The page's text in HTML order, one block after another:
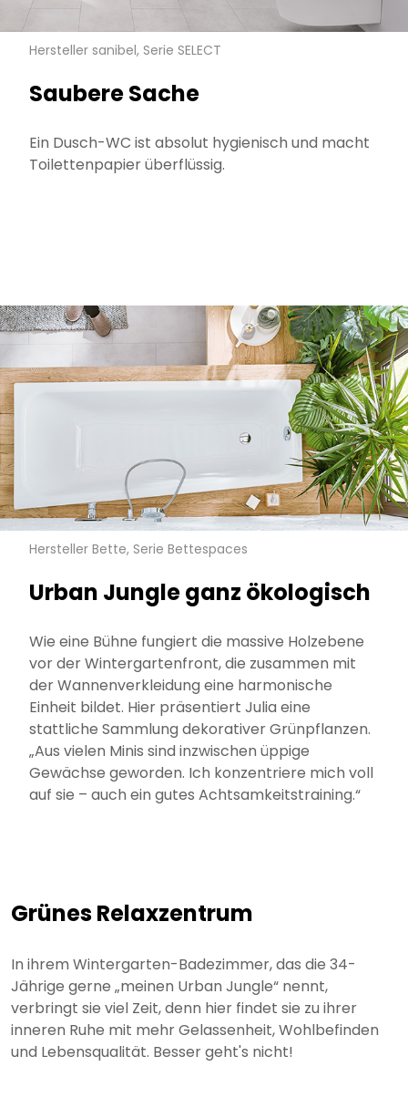
Hersteller sanibel, Serie SELECT
Saubere Sache
Ein Dusch-WC ist absolut hygienisch und macht
Toilettenpapier überflüssig.
Hersteller Bette, Serie Bettespaces
Urban Jungle ganz ökologisch
Wie eine Bühne fungiert die massive Holzebene
vor der Wintergartenfront, die zusammen mit
der Wannenverkleidung eine harmonische
Einheit bildet. Hier präsentiert Julia eine
stattliche Sammlung dekorativer Grünpflanzen.
„Aus vielen Minis sind inzwischen üppige
Gewächse geworden. Ich konzentriere mich voll
auf sie – auch ein gutes Achtsamkeitstraining.“
Grünes Relaxzentrum
In ihrem Wintergarten-Badezimmer, das die 34-
Jährige gerne „meinen Urban Jungle“ nennt,
verbringt sie viel Zeit, denn hier findet sie zu ihrer
inneren Ruhe mit mehr Gelassenheit, Wohlbefinden
und Lebensqualität. Besser geht's nicht!